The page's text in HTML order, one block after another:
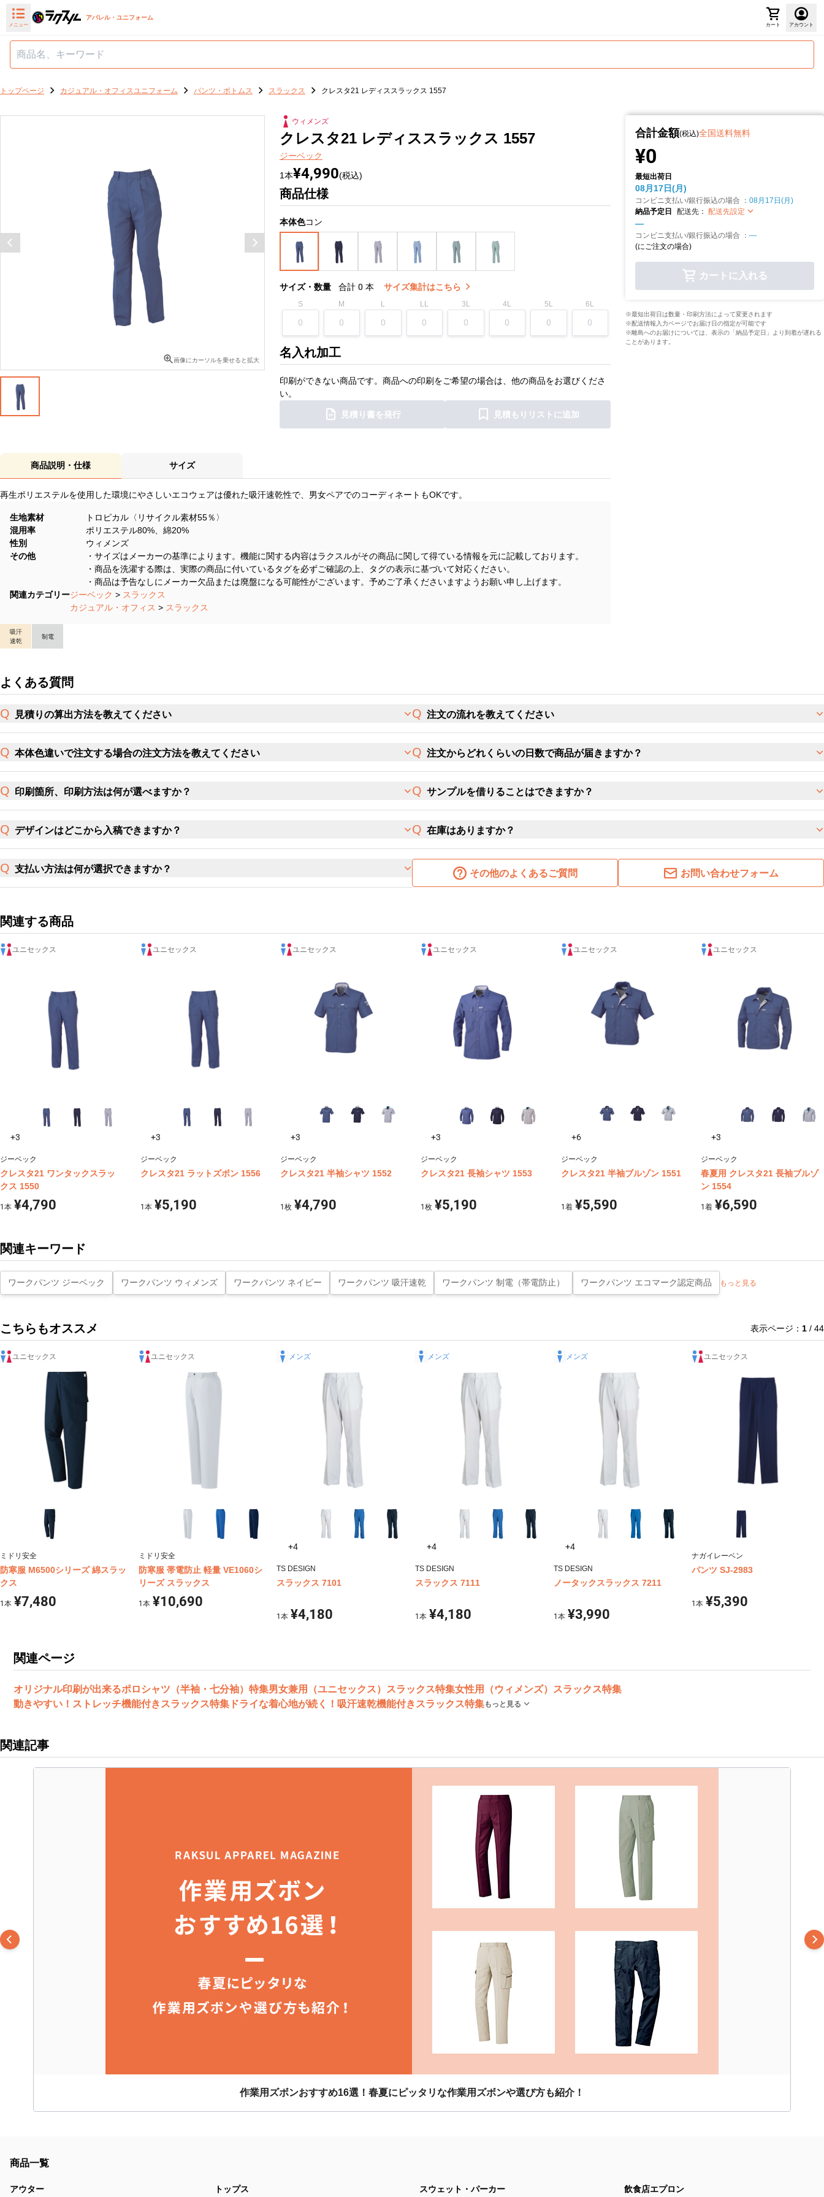
メニュー
アパレル・ユニフォーム
カート アカウント
トップページ カジュアル・オフィスユニフォーム パンツ・ボトムス スラックス クレスタ21 レディススラックス 1557
画像にカーソルを乗せると拡大
ウィメンズ
クレスタ21 レディススラックス 1557
ジーベック
1本¥4,990(税込)
商品仕様
本体色コン
サイズ・数量 合計 0 本 サイズ集計はこちら
S M L LL 3L 4L 5L 6L
名入れ加工
印刷ができない商品です。商品への印刷をご希望の場合は、他の商品をお選びくださ
い。
見積り書を発行 見積もりリストに追加
合計金額(税込)全国送料無料
¥0
最短出荷日
08月17日(月)
コンビニ支払い/銀行振込の場合 ： 08月17日(月)
納品予定日
配送先： 配送先設定
—
コンビニ支払い/銀行振込の場合 ： —
(にご注文の場合)
カートに入れる
※最短出荷日は数量・印刷方法によって変更されます
※配送情報入力ページでお届け日の指定が可能です
※離島へのお届けについては、表示の「納品予定日」より到着が遅れる
ことがあります。
商品説明・仕様 サイズ
再生ポリエステルを使用した環境にやさしいエコウェアは優れた吸汗速乾性で、男女ペアでのコーディネートもOKです。
吸汗
速乾
制電
生地素材
トロピカル〈リサイクル素材55％〉
混用率
ポリエステル80%、綿20%
性別
ウィメンズ
その他
・サイズはメーカーの基準によります。機能に関する内容はラクスルがその商品に関して得ている情報を元に記載しております。
・商品を洗濯する際は、実際の商品に付いているタグを必ずご確認の上、タグの表示に基づいて対応ください。
・商品は予告なしにメーカー欠品または廃盤になる可能性がございます。予めご了承くださいますようお願い申し上げます。
関連カテゴリージーベック > スラックス
カジュアル・オフィス > スラックス
よくある質問
見積りの算出方法を教えてください
本体色違いで注文する場合の注文方法を教えてください
印刷箇所、印刷方法は何が選べますか？
デザインはどこから入稿できますか？
支払い方法は何が選択できますか？
注文の流れを教えてください
注文からどれくらいの日数で商品が届きますか？
サンプルを借りることはできますか？
在庫はありますか？
その他のよくあるご質問 お問い合わせフォーム
関連する商品
ユニセックス
+3
ジーベック
クレスタ21 ワンタックスラッ
クス 1550
1 本 ¥4,790
ユニセックス
+3
ジーベック
クレスタ21 ラットズボン 1556
1 本 ¥5,190
ユニセックス
+3
ジーベック
クレスタ21 半袖シャツ 1552
1枚 ¥4,790
ユニセックス
+3
ジーベック
クレスタ21 長袖シャツ 1553
1 枚 ¥5,190
ユニセックス
+6
ジーベック
クレスタ21 半袖ブルゾン 1551
1 着 ¥5,590
ユニセックス
+3
ジーベック
春夏用 クレスタ21 長袖ブルゾ
ン 1554
1着 ¥6,590
関連キーワード
ワークパンツ ジーベック ワークパンツ ウィメンズ ワークパンツ ネイビー ワークパンツ 吸汗速乾 ワークパンツ 制電（帯電防止） ワークパンツ エコマーク認定商品 もっと見る
こちらもオススメ 表示ページ： 1 / 44
ユニセックス
ミドリ安全
防寒服 M6500シリーズ 綿スラッ
クス
1 本 ¥7,480
ユニセックス
ミドリ安全
防寒服 帯電防止 軽量 VE1060シ
リーズ スラックス
1 本 ¥10,690
メンズ
+4
TS DESIGN
スラックス 7101
1本 ¥4,180
メンズ
+4
TS DESIGN
スラックス 7111
1 本 ¥4,180
メンズ
+4
TS DESIGN
ノータックスラックス 7211
1 本 ¥3,990
ユニセックス
ナガイレーベン
パンツ SJ-2983
1本 ¥5,390
関連ページ
オリジナル印刷が出来るポロシャツ（半袖・七分袖）特集男女兼用（ユニセックス）スラックス特集女性用（ウィメンズ）スラックス特集
動きやすい！ストレッチ機能付きスラックス特集 ドライな着心地が続く！吸汗速乾機能付きスラックス特集もっと見る
関連記事
作業用ズボンおすすめ16選！春夏にピッタリな作業用ズボンや選び方も紹介！
商品一覧
アウター トップス スウェット・パーカー 飲食店エプロン